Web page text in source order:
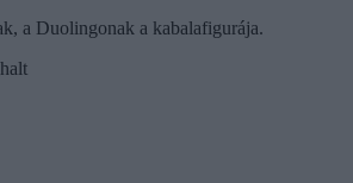
a Duolingonak a kabalafigurája.